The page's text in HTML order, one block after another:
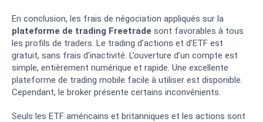
En conclusion, les frais de négociation appliqués sur la
plateforme de trading Freetrade sont favorables à tous
les profils de traders. Le trading d’actions et d’ETF est
gratuit, sans frais d’inactivité. L’ouverture d’un compte est
simple, entièrement numérique et rapide. Une excellente
plateforme de trading mobile facile à utiliser est disponible.
Cependant, le broker présente certains inconvénients.
Seuls les ETF américains et britanniques et les actions sont